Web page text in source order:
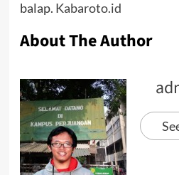
balap. Kabaroto.id
About The Author